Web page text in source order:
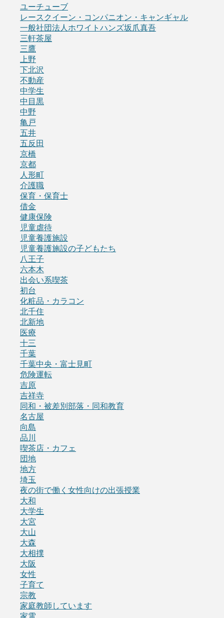
ユーチューブ
レースクイーン・コンパニオン・キャンギャル
一般社団法人ホワイトハンズ坂爪真吾
三軒茶屋
三鷹
上野
下北沢
不動産
中学生
中目黒
中野
亀戸
五井
五反田
京橋
京都
人形町
介護職
保育・保育士
借金
健康保険
児童虐待
児童養護施設
児童養護施設の子どもたち
八王子
六本木
出会い系喫茶
初台
化粧品・カラコン
北千住
北新地
医療
十三
千葉
千葉中央・富士見町
危険運転
吉原
吉祥寺
同和・被差別部落・同和教育
名古屋
向島
品川
喫茶店・カフェ
団地
地方
埼玉
夜の街で働く女性向けの出張授業
大和
大学生
大宮
大山
大森
大相撲
大阪
女性
子育て
宗教
家庭教師しています
家電